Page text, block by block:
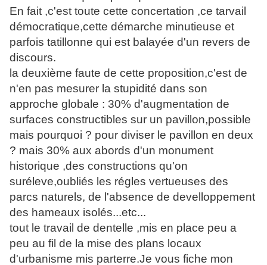
En fait ,c'est toute cette concertation ,ce tarvail
démocratique,cette démarche minutieuse et
parfois tatillonne qui est balayée d'un revers de
discours.
la deuxième faute de cette proposition,c'est de
n'en pas mesurer la stupidité dans son
approche globale : 30% d'augmentation de
surfaces constructibles sur un pavillon,possible
mais pourquoi ? pour diviser le pavillon en deux
? mais 30% aux abords d'un monument
historique ,des constructions qu'on
suréleve,oubliés les régles vertueuses des
parcs naturels, de l'absence de develloppement
des hameaux isolés...etc...
tout le travail de dentelle ,mis en place peu a
peu au fil de la mise des plans locaux
d'urbanisme mis parterre.Je vous fiche mon